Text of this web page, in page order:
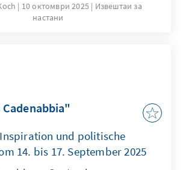
Potsdam ein.
10 октомври 2025
Извештаи за
настани
und politische
14. bis 17. September 2025